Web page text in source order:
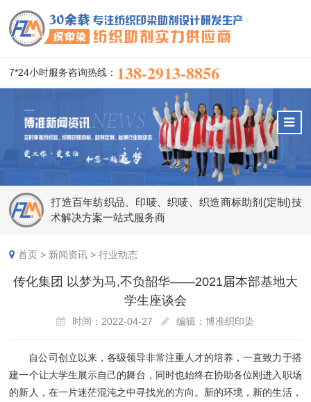
7*24小时服务咨询热线： 138-2913-8856
打造百年纺织品、印唛、织唛、织造商标助剂(定制)技
术解决方案一站式服务商
首页 > 新闻资讯 >行业动态
传化集团 以梦为马,不负韶华——2021届本部基地大
学生座谈会
时间：2022-04-27 编辑：博准织印染
自公司创立以来，各级领导非常注重人才的培养，一直致力于搭
建一个让大学生展示自己的舞台，同时也始终在协助各位刚进入职场
的新人，在一片迷茫混沌之中寻找光的方向。新的环境，新的生活，